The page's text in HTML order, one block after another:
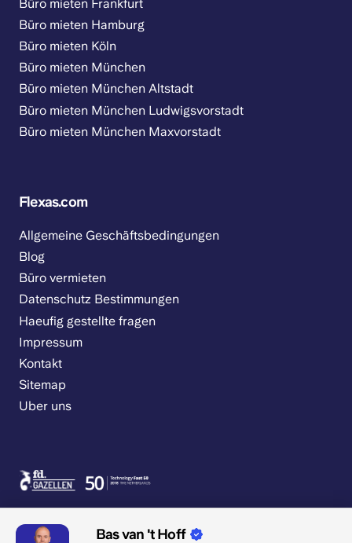
Bas van 't Hoff
Büro mieten Frankfurt
Büro mieten Hamburg
Büro mieten Köln
Büro mieten München
Büro mieten München Altstadt
Büro mieten München Ludwigsvorstadt
Büro mieten München Maxvorstadt
Flexas.com
Allgemeine Geschäftsbedingungen
Blog
Büro vermieten
Datenschutz Bestimmungen
Haeufig gestellte fragen
Impressum
Kontakt
Sitemap
Uber uns